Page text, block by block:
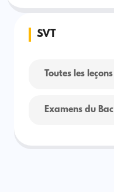
SVT
Toutes les leçons
Examens du Bac